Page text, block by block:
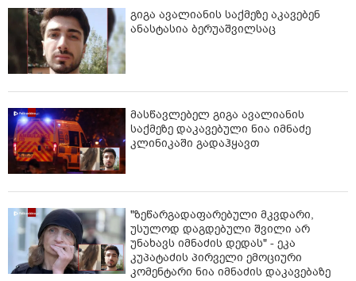
გიგა ავალიანის საქმეზე აკავებენ
ანასტასია ბერუაშვილსაც
მასწავლებელ გიგა ავალიანის
საქმეზე დაკავებული ნია იმნაძე
კლინიკაში გადაჰყავთ
"ზეწარგადაფარებული მკვდარი,
უსულოდ დაგდებული შვილი არ
უნახავს იმნაძის დედას" - ეკა
კუპატაძის პირველი ემოციური
კომენტარი ნია იმნაძის დაკავებაზე